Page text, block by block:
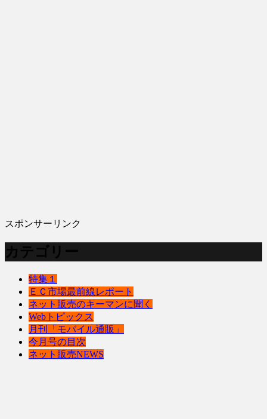
スポンサーリンク
カテゴリー
特集１
ＥＣ市場最前線レポート
ネット販売のキーマンに聞く
Webトピックス
月刊「モバイル通販」
今月号の目次
ネット販売NEWS